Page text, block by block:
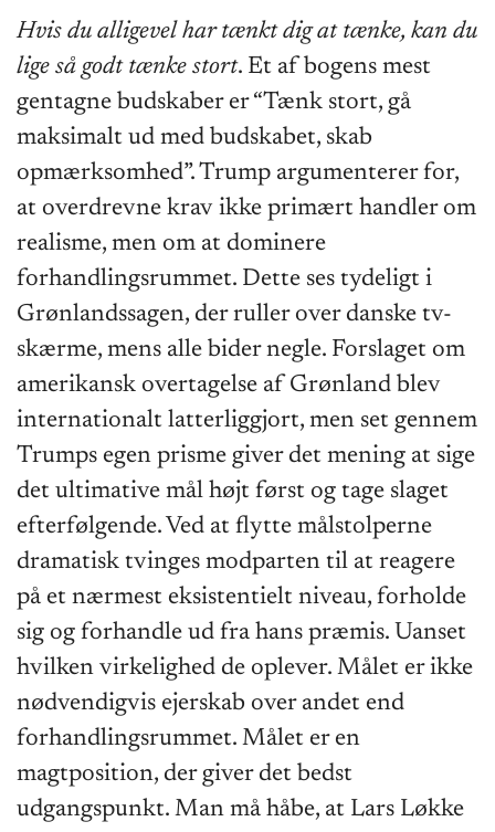
Hvis du alligevel har tænkt dig at tænke, kan du
lige så godt tænke stort. Et af bogens mest
gentagne budskaber er “Tænk stort, gå
maksimalt ud med budskabet, skab
opmærksomhed”. Trump argumenterer for,
at overdrevne krav ikke primært handler om
realisme, men om at dominere
forhandlingsrummet. Dette ses tydeligt i
Grønlandssagen, der ruller over danske tv-
skærme, mens alle bider negle. Forslaget om
amerikansk overtagelse af Grønland blev
internationalt latterliggjort, men set gennem
Trumps egen prisme giver det mening at sige
det ultimative mål højt først og tage slaget
efterfølgende. Ved at flytte målstolperne
dramatisk tvinges modparten til at reagere
på et nærmest eksistentielt niveau, forholde
sig og forhandle ud fra hans præmis. Uanset
hvilken virkelighed de oplever. Målet er ikke
nødvendigvis ejerskab over andet end
forhandlingsrummet. Målet er en
magtposition, der giver det bedst
udgangspunkt. Man må håbe, at Lars Løkke